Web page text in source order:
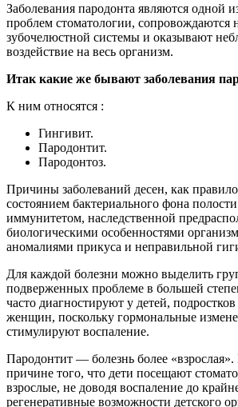
Заболевания пародонта являются одной
проблем стоматологии, сопровождаются
зубочелюстной системы и оказывают
воздействие на весь организм.
Итак какие же бывают заболевания
К ним относятся :
Гингивит.
Пародонтит.
Пародонтоз.
Причины заболеваний десен, как
состоянием бактериального фона
иммунитетом, наследственной
биологическими особенностями
аномалиями прикуса и неправильной
Для каждой болезни можно выделить
подверженных проблеме в большей
часто диагностируют у детей,
женщин, поскольку гормональные
стимулируют воспаление.
Пародонтит — болезнь более
причине того, что дети посещают
взрослые, не доводя воспаление до
регенеративные возможности детского